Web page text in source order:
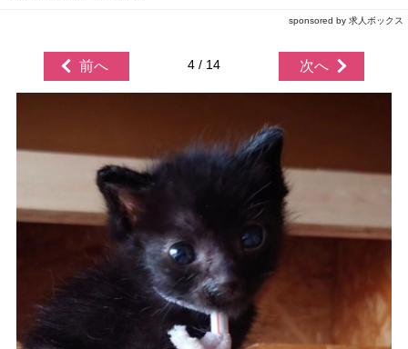
sponsored by 求人ボックス
前へ 4 / 14 次へ